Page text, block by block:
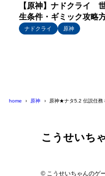
【原神】ナドクライ
生条件・ギミック攻略
ナドクライ
原神
home 原神 原神★ナタ5.2 伝説任務
こうせいち
© こうせいちゃんのゲ